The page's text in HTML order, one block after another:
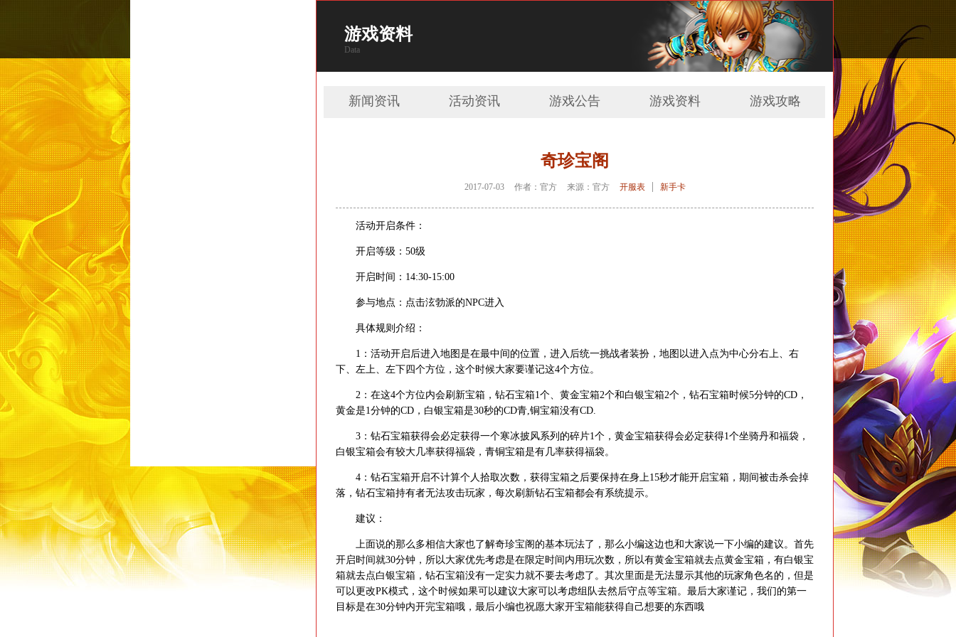
游戏资料
Data
新闻资讯 活动资讯 游戏公告 游戏资料 游戏攻略
奇珍宝阁
2017-07-03 作者：官方 来源：官方 开服表 | 新手卡
活动开启条件：
开启等级：50级
开启时间：14:30-15:00
参与地点：点击泫勃派的NPC进入
具体规则介绍：
1：活动开启后进入地图是在最中间的位置，进入后统一挑战者装扮，地图以进入点为中心分右上、右
下、左上、左下四个方位，这个时候大家要谨记这4个方位。
2：在这4个方位内会刷新宝箱，钻石宝箱1个、黄金宝箱2个和白银宝箱2个，钻石宝箱时候5分钟的CD，
黄金是1分钟的CD，白银宝箱是30秒的CD青,铜宝箱没有CD.
3：钻石宝箱获得会必定获得一个寒冰披风系列的碎片1个，黄金宝箱获得会必定获得1个坐骑丹和福袋，
白银宝箱会有较大几率获得福袋，青铜宝箱是有几率获得福袋。
4：钻石宝箱开启不计算个人拾取次数，获得宝箱之后要保持在身上15秒才能开启宝箱，期间被击杀会掉
落，钻石宝箱持有者无法攻击玩家，每次刷新钻石宝箱都会有系统提示。
建议：
上面说的那么多相信大家也了解奇珍宝阁的基本玩法了，那么小编这边也和大家说一下小编的建议。首先
开启时间就30分钟，所以大家优先考虑是在限定时间内用玩次数，所以有黄金宝箱就去点黄金宝箱，有白银宝
箱就去点白银宝箱，钻石宝箱没有一定实力就不要去考虑了。其次里面是无法显示其他的玩家角色名的，但是
可以更改PK模式，这个时候如果可以建议大家可以考虑组队去然后守点等宝箱。最后大家谨记，我们的第一
目标是在30分钟内开完宝箱哦，最后小编也祝愿大家开宝箱能获得自己想要的东西哦